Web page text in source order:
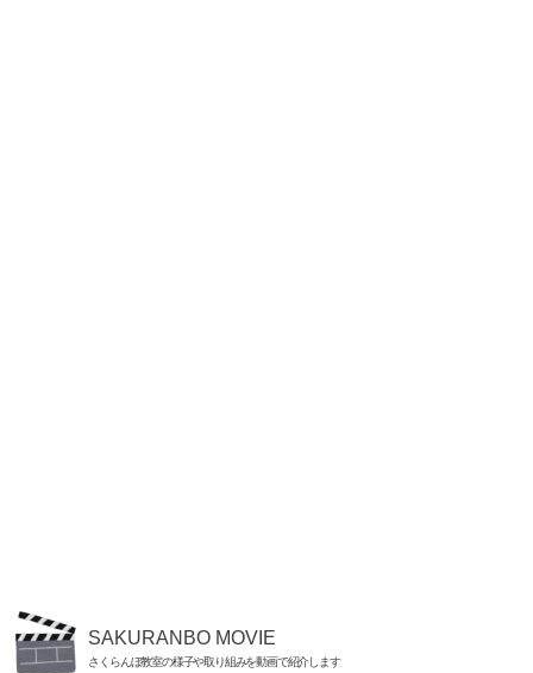
SAKURANBO MOVIE
さくらんぼ教室の様子や取り組みを動画で紹介します